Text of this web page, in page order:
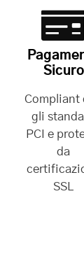
Sicuro
Compliant
gli
PCI e
da
SSL